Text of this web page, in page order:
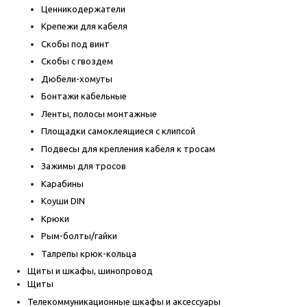
Ценникодержатели
Крепежи для кабеля
Скобы под винт
Скобы с гвоздем
Дюбели-хомуты
Бонтажи кабельные
Ленты, полосы монтажные
Площадки самоклеящиеся с клипсой
Подвесы для крепления кабеля к тросам
Зажимы для тросов
Карабины
Коуши DIN
Крюки
Рым-болты/гайки
Талрепы крюк-кольца
Щиты и шкафы, шинопровод
Щиты
Телекоммуникационные шкафы и аксессуары